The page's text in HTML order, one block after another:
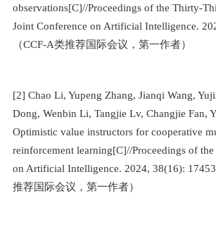
observations[C]//Proceedings of the Thirty-
Joint Conference on Artificial Intelligence.
（CCF-A类推荐国际会议，第一作者）
[2] Chao Li, Yupeng Zhang, Jianqi Wang,
Dong, Wenbin Li, Tangjie Lv, Changjie Fan,
Optimistic value instructors for cooperative
reinforcement learning[C]//Proceedings of
on Artificial Intelligence. 2024, 38(16):
推荐国际会议，第一作者）